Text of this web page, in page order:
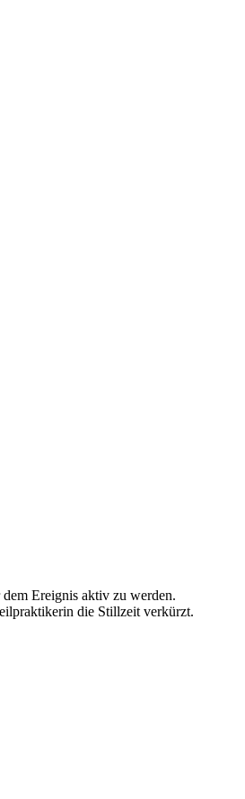
Ereignis aktiv zu werden.
die Stillzeit verkürzt.